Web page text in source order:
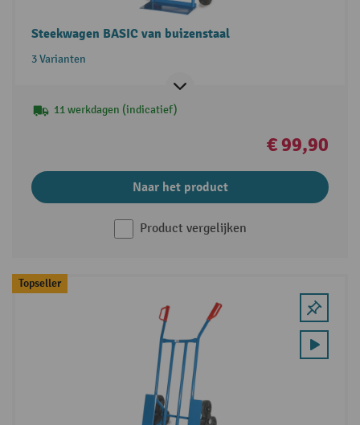
Steekwagen BASIC van buizenstaal
3 Varianten
11 werkdagen (indicatief)
€ 99,90
Naar het product
Product vergelijken
Topseller